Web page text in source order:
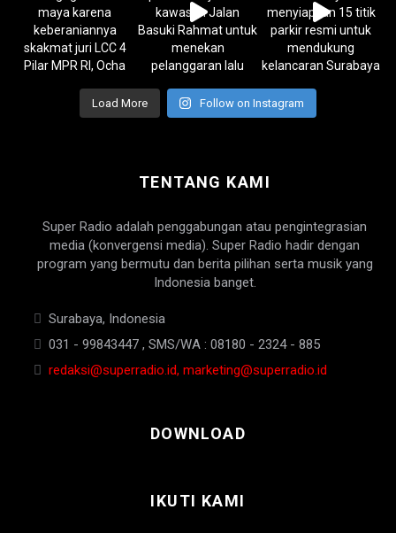
Load More Follow on Instagram
TENTANG KAMI
Super Radio adalah penggabungan atau pengintegrasian
media (konvergensi media). Super Radio hadir dengan
program yang bermutu dan berita pilihan serta musik yang
Indonesia banget.
Surabaya, Indonesia
031 - 99843447 , SMS/WA : 08180 - 2324 - 885
redaksi@superradio.id, marketing@superradio.id
DOWNLOAD
IKUTI KAMI